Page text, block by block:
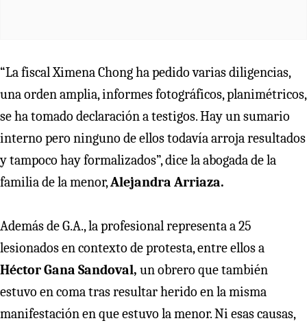
“La fiscal Ximena Chong ha pedido varias diligencias,
una orden amplia, informes fotográficos, planimétricos,
se ha tomado declaración a testigos. Hay un sumario
interno pero ninguno de ellos todavía arroja resultados
y tampoco hay formalizados”, dice la abogada de la
familia de la menor,Alejandra Arriaza.
Además de G.A., la profesional representa a 25
lesionados en contexto de protesta, entre ellos a
Héctor Gana Sandoval, un obrero que también
estuvo en coma tras resultar herido en la misma
manifestación en que estuvo la menor. Ni esas causas,